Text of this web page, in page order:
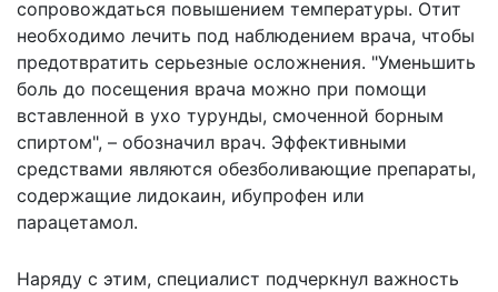
сопровождаться повышением температуры. Отит
необходимо лечить под наблюдением врача, чтобы
предотвратить серьезные осложнения. "Уменьшить
боль до посещения врача можно при помощи
вставленной в ухо турунды, смоченной борным
спиртом", – обозначил врач. Эффективными
средствами являются обезболивающие препараты,
содержащие лидокаин, ибупрофен или
парацетамол.
Наряду с этим, специалист подчеркнул важность